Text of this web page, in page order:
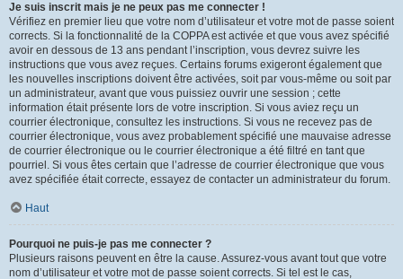
Je suis inscrit mais je ne peux pas me connecter !
Vérifiez en premier lieu que votre nom d’utilisateur et votre mot de passe soient
corrects. Si la fonctionnalité de la COPPA est activée et que vous avez spécifié
avoir en dessous de 13 ans pendant l’inscription, vous devrez suivre les
instructions que vous avez reçues. Certains forums exigeront également que
les nouvelles inscriptions doivent être activées, soit par vous-même ou soit par
un administrateur, avant que vous puissiez ouvrir une session ; cette
information était présente lors de votre inscription. Si vous aviez reçu un
courrier électronique, consultez les instructions. Si vous ne recevez pas de
courrier électronique, vous avez probablement spécifié une mauvaise adresse
de courrier électronique ou le courrier électronique a été filtré en tant que
pourriel. Si vous êtes certain que l’adresse de courrier électronique que vous
avez spécifiée était correcte, essayez de contacter un administrateur du forum.
Haut
Pourquoi ne puis-je pas me connecter ?
Plusieurs raisons peuvent en être la cause. Assurez-vous avant tout que votre
nom d’utilisateur et votre mot de passe soient corrects. Si tel est le cas,